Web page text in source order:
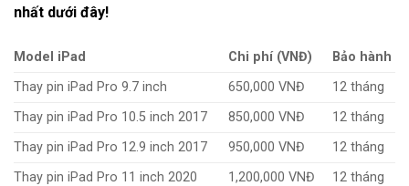
nhất dưới đây!
Model iPad Chi phí (VNĐ)
Bảo hành
Thay pin iPad Pro 9.7 inch
650,000 VNĐ
12 tháng
Thay pin iPad Pro 10.5 inch 2017
850,000 VNĐ
12 tháng
Thay pin iPad Pro 12.9 inch 2017
950,000 VNĐ
12 tháng
Thay pin iPad Pro 11 inch 2020
1,200,000 VNĐ 12 tháng